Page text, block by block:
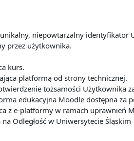
niepowtarzalny identyfikator
przez użytkownika.
kurs.
platformą od strony technicznej.
tożsamości Użytkownika
edukacyjna Moodle dostępna za
z e-platformy w ramach uprawnień
na Odległość w Uniwersytecie Śląskim